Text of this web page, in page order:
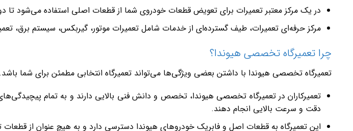
در یک مرکز معتبر تعمیرات برای تعویض قطعات خودروی شما از قطعات اصلی استفاده می‌شود تا
مرکز حرفه‌ای تعمیرات، طیف گسترده‌ای از خدمات شامل تعمیرات موتور، گیربکس، سیستم برق،
چرا تعمیرگاه تخصصی هیوندا؟
تعمیرگاه تخصصی هیوندا با داشتن بعضی ویژگی‌ها می‌تواند تعمیرگاه انتخابی مطمئن برای شما باشد.
تعمیرکاران در تعمیرگاه تخصصی هیوندا، تخصص و دانش فنی بالایی دارند و به تمام
دقت و سرعت بالایی انجام دهند.
این تعمیرگاه به قطعات اصل و فابریک خودروهای هیوندا دسترسی دارد و به هیچ عنوان از قطعات